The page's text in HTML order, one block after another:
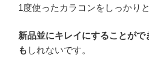
1度使ったカラコンをしっかり
新品並にキレイにすることが
も しれないです。